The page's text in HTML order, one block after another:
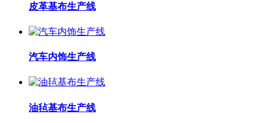
皮革基布生产线
汽车内饰生产线
油毡基布生产线